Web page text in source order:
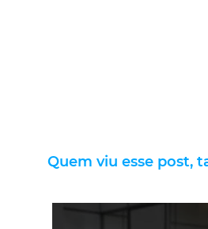
Quem viu esse post,